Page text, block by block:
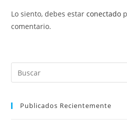
Lo siento, debes estarconectado
comentario.
Publicados Recientemente